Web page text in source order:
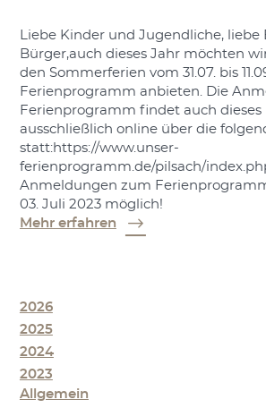
Liebe Kinder und Jugendliche,
Bürger,auch dieses Jahr möchten
den Sommerferien vom 31.07. bis
Ferienprogramm anbieten. Die
Ferienprogramm findet auch dieses
ausschließlich online über die
statt:https://www.unser-
ferienprogramm.de/pilsach/
Anmeldungen zum
03. Juli 2023 möglich!
Mehr erfahren
2026
2025
2024
2023
Allgemein